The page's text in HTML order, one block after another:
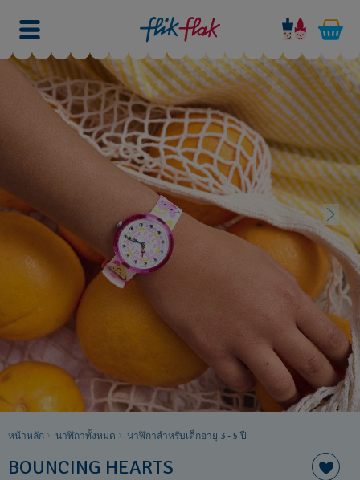
หน้าหลัก นาฬิกาทั้งหมด นาฬิกาสำหรับเด็กอายุ 3 - 5 ปี
BOUNCING HEARTS